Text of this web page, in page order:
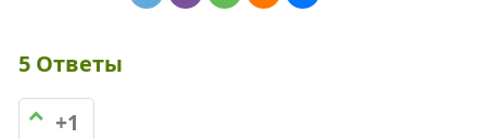
5 Ответы
+1